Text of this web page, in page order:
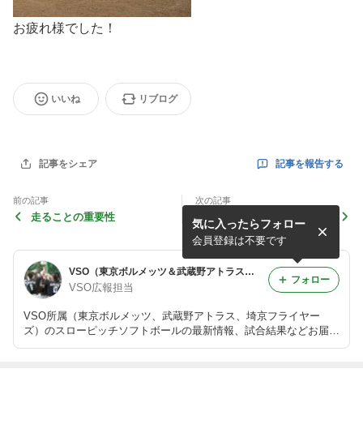
お疲れ様でした！
いいね リブログ
記事をシェア 記事を報告する
前の記事
走ることの重要性
次の記事
【WSC：トーナメント 】永
関浩明ＧＭ（武蔵野）記者会
見コメント
VSO（東京ボルメッツ＆武蔵野アトラス＆埼京フライヤ－ズ）NEWS FLASH
VSO広報担当
VSO所属（東京ボルメッツ、武蔵野アトラス、埼京フライヤー
ズ）のスローピッチソフトボールの最新情報、試合結果などお届け
します。
気に入ったらフォロー
会員登録は不要です
フォロー